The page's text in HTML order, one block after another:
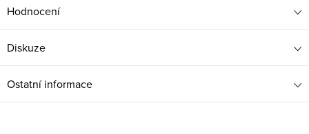
Hodnocení
Diskuze
Ostatní informace